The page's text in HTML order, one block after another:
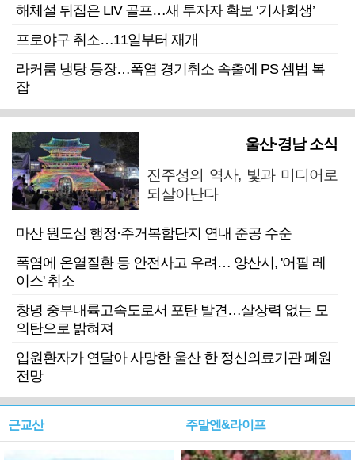
해체설 뒤집은 LIV 골프…새 투자자 확보 ‘기사회생’
프로야구 취소…11일부터 재개
라커룸 냉탕 등장…폭염 경기취소 속출에 PS 셈법 복
잡
울산·경남 소식
진주성의 역사, 빛과 미디어로
되살아난다
마산 원도심 행정·주거복합단지 연내 준공 수순
폭염에 온열질환 등 안전사고 우려… 양산시, '어필 레
이스' 취소
창녕 중부내륙고속도로서 포탄 발견…살상력 없는 모
의탄으로 밝혀져
입원환자가 연달아 사망한 울산 한 정신의료기관 폐원
전망
근교산 주말엔&라이프